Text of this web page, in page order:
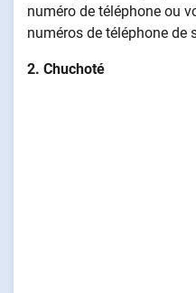
numéro de téléphone ou
numéros de téléphone de
2. Chuchoté